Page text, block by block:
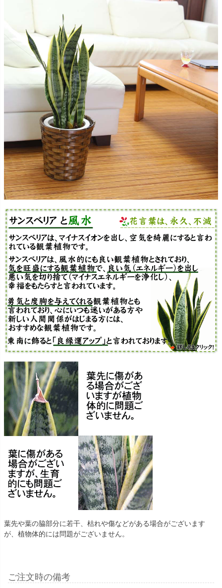
葉先や葉の脇部分に若干、枯れや傷などがある場合がございます
が、植物体的には問題がございません。
ご注文時の備考